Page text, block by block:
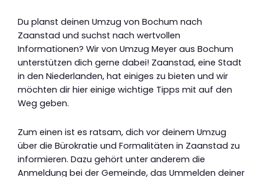
Du planst deinen Umzug von Bochum nach
Zaanstad und suchst nach wertvollen
Informationen? Wir von Umzug Meyer aus Bochum
unterstützen dich gerne dabei! Zaanstad, eine Stadt
in den Niederlanden, hat einiges zu bieten und wir
möchten dir hier einige wichtige Tipps mit auf den
Weg geben.
Zum einen ist es ratsam, dich vor deinem Umzug
über die Bürokratie und Formalitäten in Zaanstad zu
informieren. Dazu gehört unter anderem die
Anmeldung bei der Gemeinde, das Ummelden deiner